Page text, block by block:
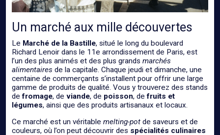
Un marché aux mille découvertes
Le Marché de la Bastille, situé le long du boulevard
Richard Lenoir dans le 11e arrondissement de Paris, est
l’un des plus animés et des plus grands marchés
alimentaires de la capitale. Chaque jeudi et dimanche, une
centaine de commerçants s’installent pour offrir une large
gamme de produits de qualité. Vous y trouverez des stands
defromage, de viande, de poisson, defruits et
légumes, ainsi que des produits artisanaux et locaux.
Ce marché est un véritable melting-pot de saveurs et de
couleurs, où l’on peut découvrir des spécialités culinaires